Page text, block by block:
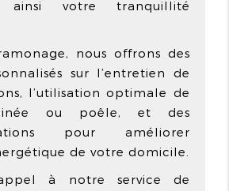
ainsi votre tranquillité
nous offrons des
sur l’entretien de
l’utilisation optimale de
ou poêle, et des
pour améliorer
de votre domicile.
à notre service de